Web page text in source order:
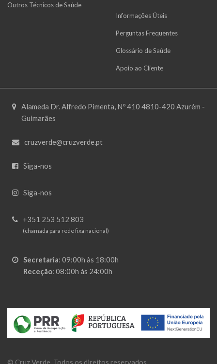
Outros Técnicos de Saúde
Informações Úteis
Perguntas Frequentes
Glossário de Saúde
Apoio ao Cliente
Alameda Dr. Alfredo Pimenta, Nº 410 4810-420 Azurém -
Guimarães
cruzverde@cruzverde.pt
Siga-nos
Siga-nos
+351 253 512 803
(chamada para rede fixa nacional)
Secretaria: 09:00h às 18:00h
Receção: 08:00h às 24:00h
© Cruz Verde . Todos os direitos reservados